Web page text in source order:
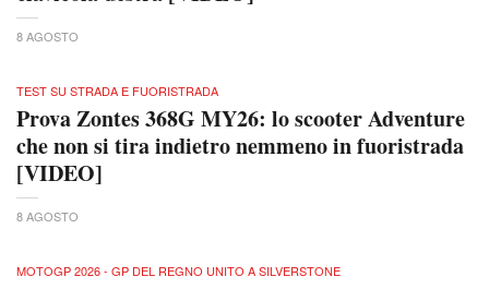
8 AGOSTO
TEST SU STRADA E FUORISTRADA
Prova Zontes 368G MY26: lo scooter Adventure
che non si tira indietro nemmeno in fuoristrada
[VIDEO]
8 AGOSTO
MOTOGP 2026 - GP DEL REGNO UNITO A SILVERSTONE